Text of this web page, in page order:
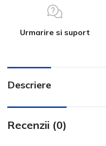
Urmarire si suport
Descriere
Recenzii (0)